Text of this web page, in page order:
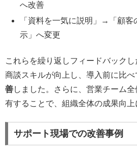
へ改善
「資料を一気に説明」→「顧客
示」へ変更
これらを繰り返しフィードバック
商談スキルが向上し、導入前に比べ
善しました。さらに、営業チーム
有することで、組織全体の成果向上
サポート現場での改善事例